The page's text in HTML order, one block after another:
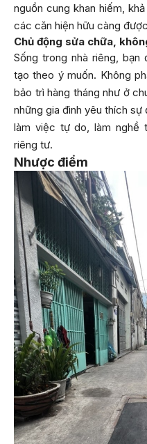
nguồn cung khan hiếm,
các căn hiện hữu càng
Chủ động sửa chữa,
Sống trong nhà riêng,
tạo theo ý muốn. Không
bảo trì hàng tháng như ở
những gia đình yêu thích
làm việc tự do, làm nghề
riêng tư.
Nhược điểm